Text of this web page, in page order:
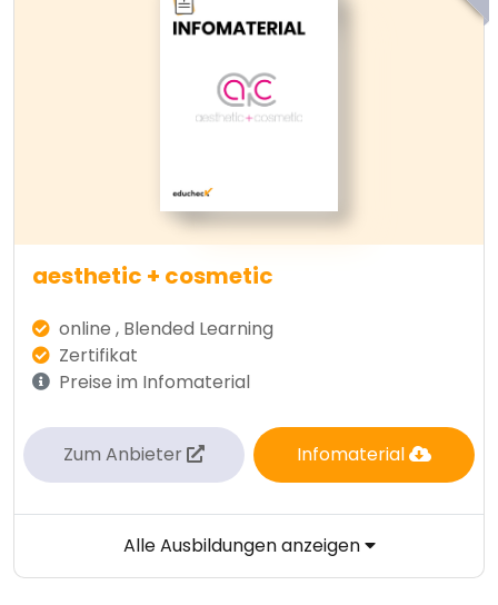
aesthetic + cosmetic
online , Blended Learning
Zertifikat
Preise im Infomaterial
Zum Anbieter Infomaterial
Alle Ausbildungen anzeigen